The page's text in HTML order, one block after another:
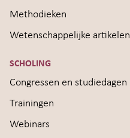
Methodieken
Wetenschappelijke artikelen
SCHOLING
Congressen en studiedagen
Trainingen
Webinars